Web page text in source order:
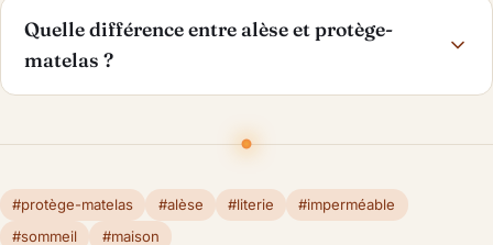
Quelle différence entre alèse et protège-
matelas ?
#protège-matelas #alèse #literie
#imperméable
#sommeil
#maison